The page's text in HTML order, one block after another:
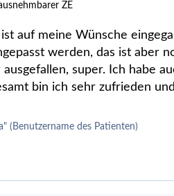
ZE
auf meine Wünsche
werden, das ist aber
super. Ich habe
bin ich sehr zufrieden
(Benutzername des Patienten)